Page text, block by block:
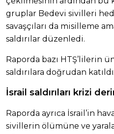
gruplar Bedevi sivilleri
savaşçıları da misilleme
saldırılar düzenledi.
Raporda bazı HTŞ’lilerin
saldırılara doğrudan
İsrail saldırıları krizi
Raporda ayrıca İsrail’in
sivillerin ölümüne ve